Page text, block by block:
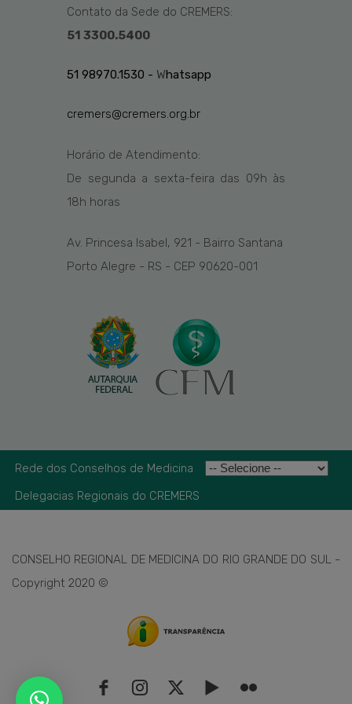
Contato da Sede do CREMERS:
51 3300.5400
51 98970.1530 - Whatsapp
cremers@cremers.org.br
Horário de Atendimento:
De segunda a sexta-feira das 09h às
18h horas
Av. Princesa Isabel, 921 - Bairro Santana
Porto Alegre - RS - CEP 90620-001
Rede dos Conselhos de Medicina
Delegacias Regionais do CREMERS
CONSELHO REGIONAL DE MEDICINA DO RIO GRANDE DO SUL -
Copyright 2020 ©